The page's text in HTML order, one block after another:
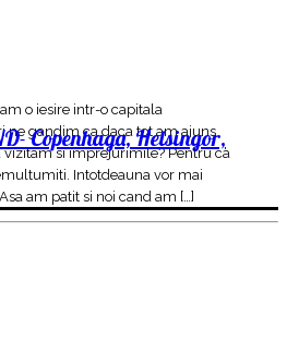
o iesire intr-o capitala
ne gandim ca daca tot am ajuns
vizitam si imprejurimile? Pentru ca
Intotdeauna vor mai
am patit si noi cand am […]
Copenhaga, Helsingor,